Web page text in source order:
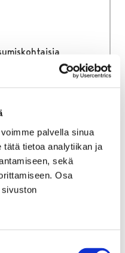
palvella sinua
tietoa analytiikan ja
sekä
Osa
Ota yhteyttä